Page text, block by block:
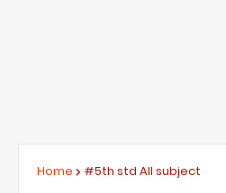
Home #5th std All subject